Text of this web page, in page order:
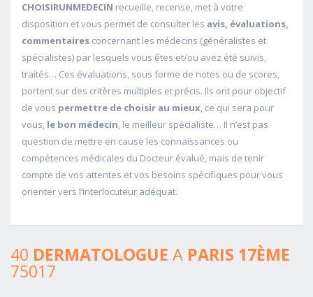
CHOISIRUNMEDECIN recueille, recense, met à votre
disposition et vous permet de consulter les avis, évaluations,
commentaires concernant les médecins (généralistes et
spécialistes) par lesquels vous êtes et/ou avez été suivis,
traités… Ces évaluations, sous forme de notes ou de scores,
portent sur des critères multiples et précis. Ils ont pour objectif
de vous permettre de choisir au mieux, ce qui sera pour
vous, le bon médecin, le meilleur spécialiste… Il n’est pas
question de mettre en cause les connaissances ou
compétences médicales du Docteur évalué, mais de tenir
compte de vos attentes et vos besoins spécifiques pour vous
orienter vers l’interlocuteur adéquat.
40 DERMATOLOGUE A PARIS 17ÈME
75017